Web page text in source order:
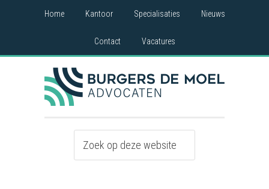
Home Kantoor Specialisaties Nieuws
Contact Vacatures